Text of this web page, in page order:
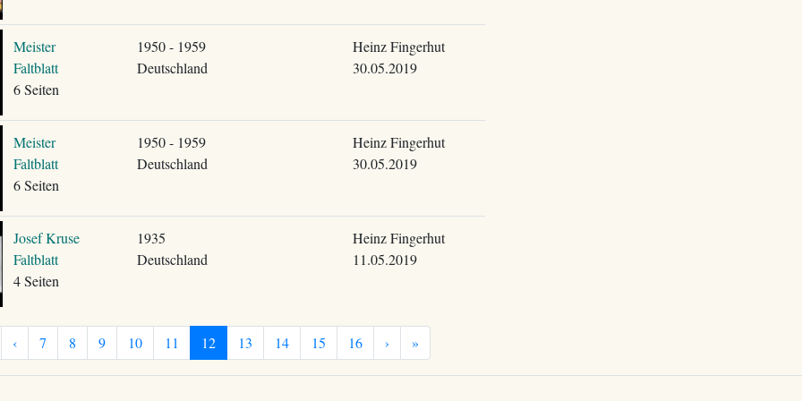
Meister
Faltblatt
6 Seiten
1950 - 1959
Deutschland
Heinz Fingerhut
30.05.2019
Meister
Faltblatt
6 Seiten
1950 - 1959
Deutschland
Heinz Fingerhut
30.05.2019
Josef Kruse
Faltblatt
4 Seiten
1935
Deutschland
Heinz Fingerhut
11.05.2019
‹ 7 8 9 10 11 12 13 14 15 16 › »